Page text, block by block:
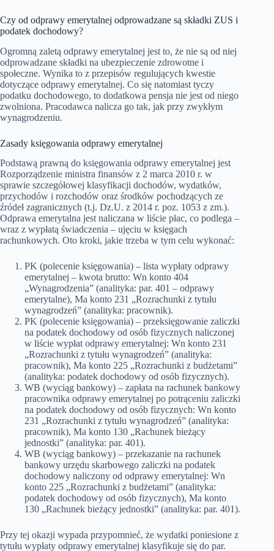
Czy od odprawy emerytalnej odprowadzane są składki ZUS i
podatek dochodowy?
Ogromną zaletą odprawy emerytalnej jest to, że nie są od niej
odprowadzane składki na ubezpieczenie zdrowotne i
społeczne. Wynika to z przepisów regulujących kwestie
dotyczące odprawy emerytalnej. Co się natomiast tyczy
podatku dochodowego, to dodatkowa pensja nie jest od niego
zwolniona. Pracodawca nalicza go tak, jak przy zwykłym
wynagrodzeniu.
Zasady księgowania odprawy emerytalnej
Podstawą prawną do księgowania odprawy emerytalnej jest
Rozporządzenie ministra finansów z 2 marca 2010 r. w
sprawie szczegółowej klasyfikacji dochodów, wydatków,
przychodów i rozchodów oraz środków pochodzących ze
źródeł zagranicznych (t.j. Dz.U. z 2014 r. poz. 1053 z zm.).
Odprawa emerytalna jest naliczana w liście płac, co podlega –
wraz z wypłatą świadczenia – ujęciu w księgach
rachunkowych. Oto kroki, jakie trzeba w tym celu wykonać:
PK (polecenie księgowania) – lista wypłaty odprawy
emerytalnej – kwota brutto: Wn konto 404
„Wynagrodzenia” (analityka: par. 401 – odprawy
emerytalne), Ma konto 231 „Rozrachunki z tytułu
wynagrodzeń” (analityka: pracownik).
PK (polecenie księgowania) – przeksięgowanie zaliczki
na podatek dochodowy od osób fizycznych naliczonej
w liście wypłat odprawy emerytalnej: Wn konto 231
„Rozrachunki z tytułu wynagrodzeń” (analityka:
pracownik), Ma konto 225 „Rozrachunki z budżetami”
(analityka: podatek dochodowy od osób fizycznych).
WB (wyciąg bankowy) – zapłata na rachunek bankowy
pracownika odprawy emerytalnej po potrąceniu zaliczki
na podatek dochodowy od osób fizycznych: Wn konto
231 „Rozrachunki z tytułu wynagrodzeń” (analityka:
pracownik), Ma konto 130 „Rachunek bieżący
jednostki” (analityka: par. 401).
WB (wyciąg bankowy) – przekazanie na rachunek
bankowy urzędu skarbowego zaliczki na podatek
dochodowy naliczony od odprawy emerytalnej: Wn
konto 225 „Rozrachunki z budżetami” (analityka:
podatek dochodowy od osób fizycznych), Ma konto
130 „Rachunek bieżący jednostki” (analityka: par. 401).
Przy tej okazji wypada przypomnieć, że wydatki poniesione z
tytułu wypłaty odprawy emerytalnej klasyfikuje się do par.